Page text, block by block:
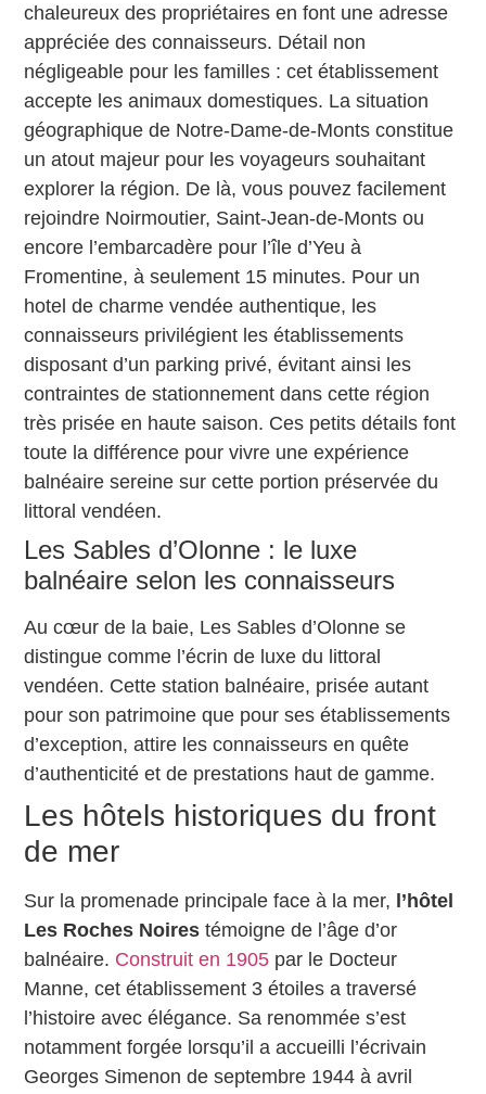
chaleureux des propriétaires en font une adresse
appréciée des connaisseurs. Détail non
négligeable pour les familles : cet établissement
accepte les animaux domestiques. La situation
géographique de Notre-Dame-de-Monts constitue
un atout majeur pour les voyageurs souhaitant
explorer la région. De là, vous pouvez facilement
rejoindre Noirmoutier, Saint-Jean-de-Monts ou
encore l’embarcadère pour l’île d’Yeu à
Fromentine, à seulement 15 minutes. Pour un
hotel de charme vendée authentique, les
connaisseurs privilégient les établissements
disposant d’un parking privé, évitant ainsi les
contraintes de stationnement dans cette région
très prisée en haute saison. Ces petits détails font
toute la différence pour vivre une expérience
balnéaire sereine sur cette portion préservée du
littoral vendéen.
Les Sables d’Olonne : le luxe
balnéaire selon les connaisseurs
Au cœur de la baie, Les Sables d’Olonne se
distingue comme l’écrin de luxe du littoral
vendéen. Cette station balnéaire, prisée autant
pour son patrimoine que pour ses établissements
d’exception, attire les connaisseurs en quête
d’authenticité et de prestations haut de gamme.
Les hôtels historiques du front
de mer
Sur la promenade principale face à la mer, l’hôtel
Les Roches Noires témoigne de l’âge d’or
balnéaire. Construit en 1905 par le Docteur
Manne, cet établissement 3 étoiles a traversé
l’histoire avec élégance. Sa renommée s’est
notamment forgée lorsqu’il a accueilli l’écrivain
Georges Simenon de septembre 1944 à avril